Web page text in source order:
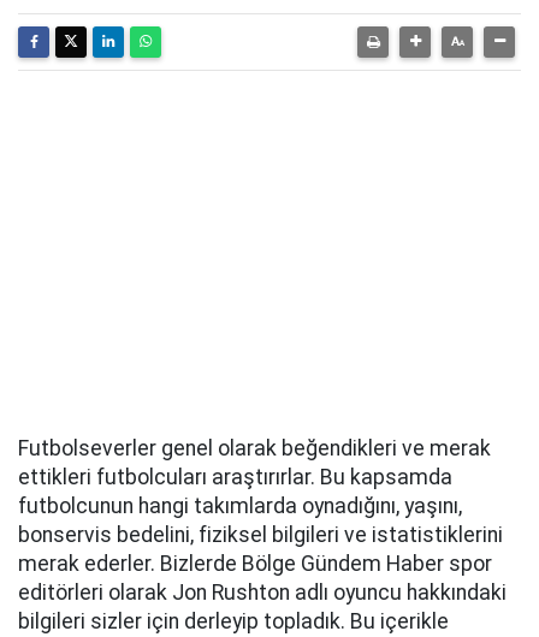
Futbolseverler genel olarak beğendikleri ve merak
ettikleri futbolcuları araştırırlar. Bu kapsamda
futbolcunun hangi takımlarda oynadığını, yaşını,
bonservis bedelini, fiziksel bilgileri ve istatistiklerini
merak ederler. Bizlerde Bölge Gündem Haber spor
editörleri olarak Jon Rushton adlı oyuncu hakkındaki
bilgileri sizler için derleyip topladık. Bu içerikle